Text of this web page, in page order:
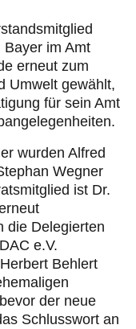
im Amt
erneut zum
Umwelt gewählt,
für sein Amt
wurden Alfred
Wegner
ist Dr.
die Delegierten
e.V.
Behlert
der neue
Schlusswort an